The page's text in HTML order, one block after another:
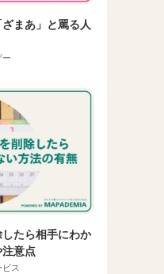
まあ」と罵る人
たら相手にわか
意点
ス